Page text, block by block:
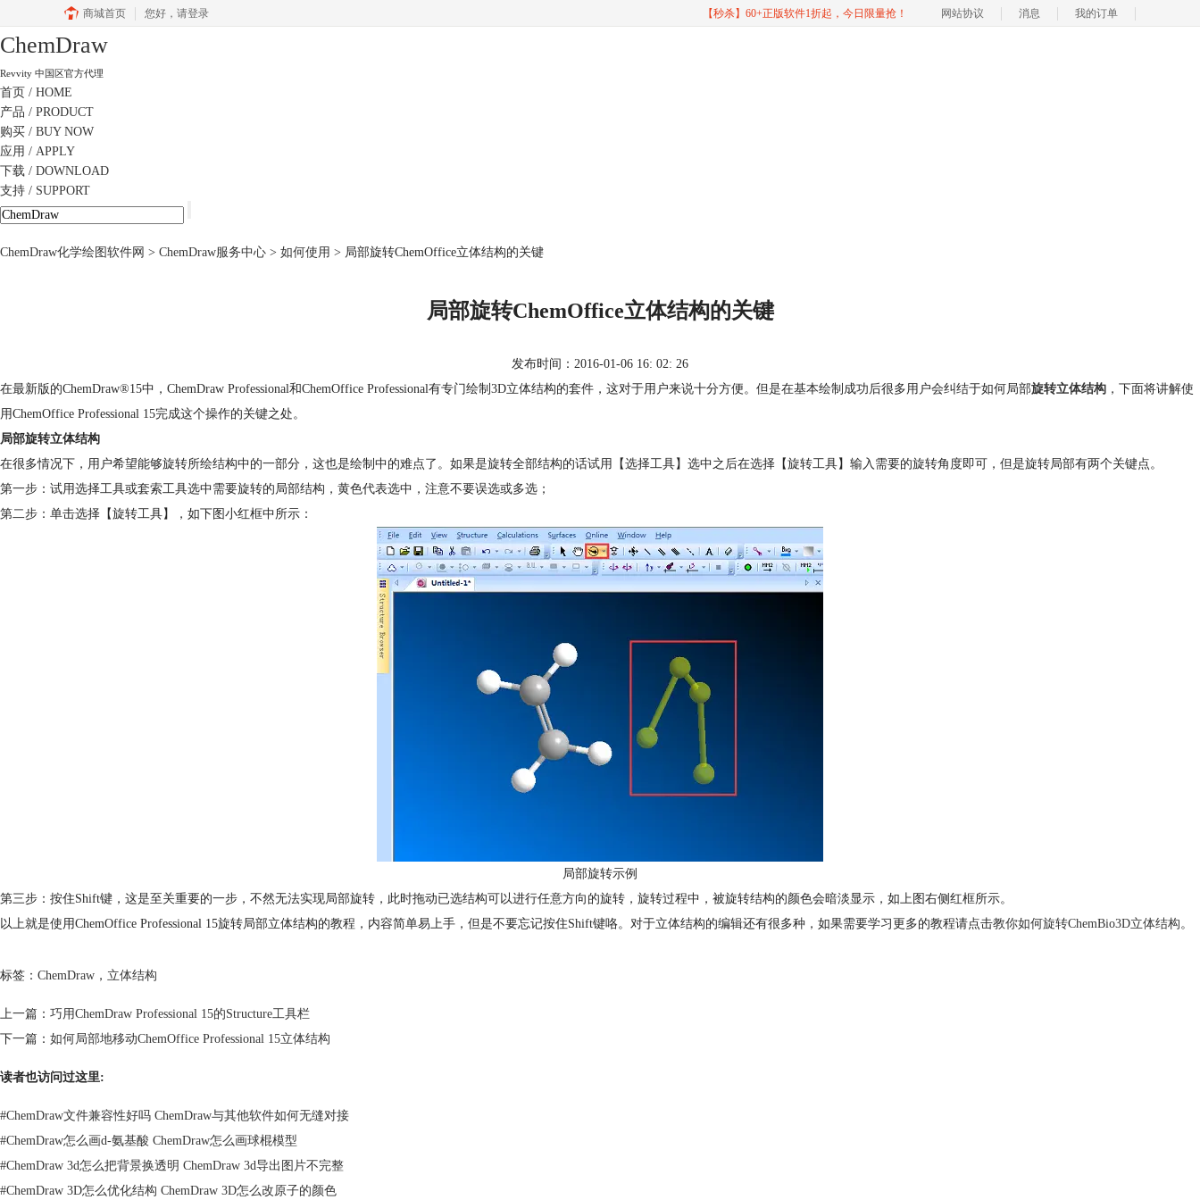
商城首页 您好， 请登录 【秒杀】60+正版软件1折起，今日限量抢！ 网站协议 消息 我的订单
ChemDraw
Revvity 中国区官方代理
首页 / HOME
产品 / PRODUCT
购买 / BUY NOW
应用 / APPLY
下载 / DOWNLOAD
支持 / SUPPORT
ChemDraw化学绘图软件网 > ChemDraw服务中心 > 如何使用 > 局部旋转ChemOffice立体结构的关键
局部旋转ChemOffice立体结构的关键
发布时间：2016-01-06 16: 02: 26
在最新版的ChemDraw®15中，ChemDraw Professional和ChemOffice Professional有专门绘制3D立体结构的套件，这对于用户来说十分方便。但是在基本绘制成功后很多用户会纠结于如何局部旋转立体结构 ，下面将讲解使
用ChemOffice Professional 15完成这个操作的关键之处。
局部旋转立体结构
在很多情况下，用户希望能够旋转所绘结构中的一部分，这也是绘制中的难点了。如果是旋转全部结构的话试用【选择工具】选中之后在选择【旋转工具】输入需要的旋转角度即可，但是旋转局部有两个关键点。
第一步：试用选择工具或套索工具选中需要旋转的局部结构，黄色代表选中，注意不要误选或多选；
第二步：单击选择【旋转工具】，如下图小红框中所示：
局部旋转示例
第三步：按住Shift键，这是至关重要的一步，不然无法实现局部旋转，此时拖动已选结构可以进行任意方向的旋转，旋转过程中，被旋转结构的颜色会暗淡显示，如上图右侧红框所示。
以上就是使用ChemOffice Professional 15旋转局部立体结构的教程，内容简单易上手，但是不要忘记按住Shift键咯。对于立体结构的编辑还有很多种，如果需要学习更多的教程请点击教你如何旋转ChemBio3D立体结构。
标签： ChemDraw ， 立体结构
上一篇： 巧用ChemDraw Professional 15的Structure工具栏
下一篇： 如何局部地移动ChemOffice Professional 15立体结构
读者也访问过这里:
#ChemDraw文件兼容性好吗 ChemDraw与其他软件如何无缝对接
#ChemDraw怎么画d-氨基酸 ChemDraw怎么画球棍模型
#ChemDraw 3d怎么把背景换透明 ChemDraw 3d导出图片不完整
#ChemDraw 3D怎么优化结构 ChemDraw 3D怎么改原子的颜色